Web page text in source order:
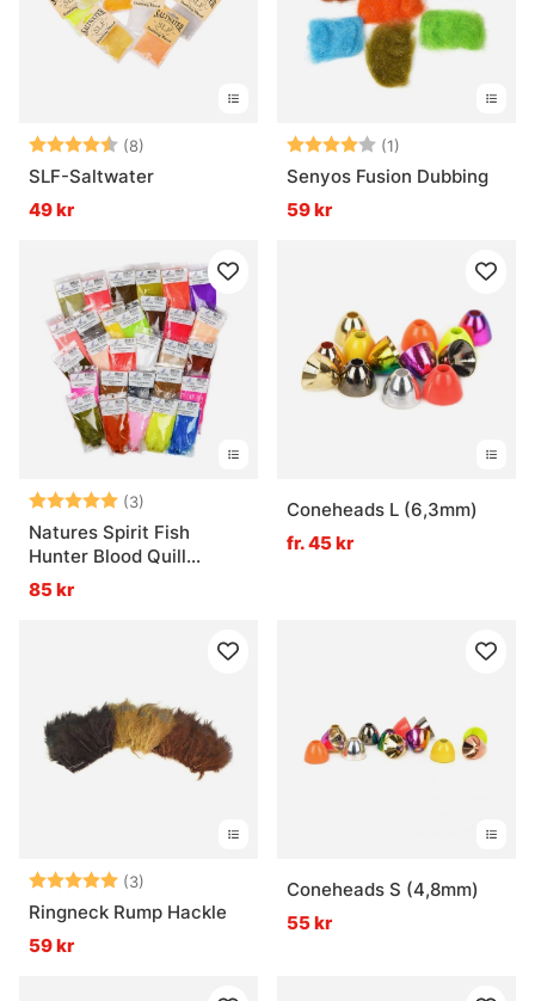
Betyg: (8)
4.9 utav 5 stjärnor
SLF-Saltwater
49 kr
Betyg: (1)
Senyos Fusion Dubbing
59 kr
Betyg: (3)
5.0 utav 5 stjärnor
Natures Spirit Fish
Hunter Blood Quill
Marabou
85 kr
Coneheads L (6,3mm)
fr. 45 kr
Betyg: (3)
5.0 utav 5 stjärnor
Ringneck Rump Hackle
59 kr
Coneheads S (4,8mm)
55 kr